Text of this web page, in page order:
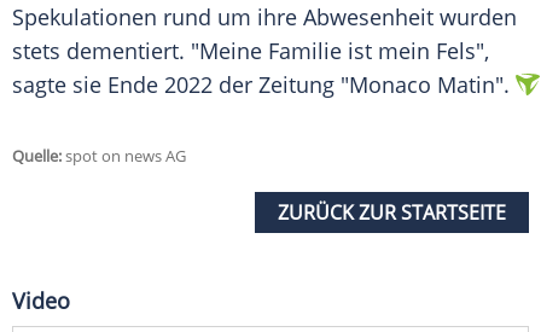
Spekulationen rund um ihre Abwesenheit wurden
stets dementiert. "Meine Familie ist mein Fels",
sagte sie Ende 2022 der Zeitung "Monaco Matin".
Quelle:spot on news AG
ZURÜCK ZUR STARTSEITE
Video